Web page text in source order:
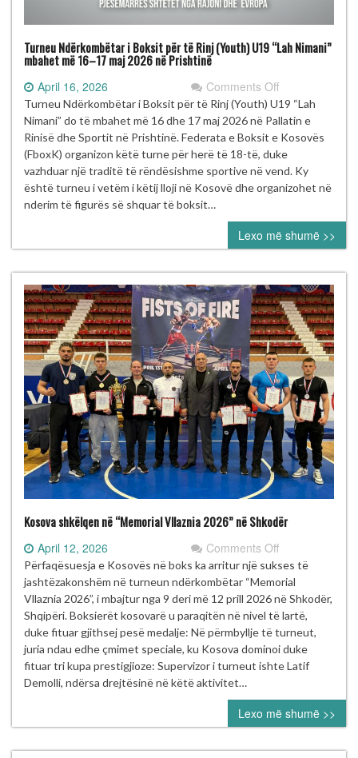
Turneu Ndërkombëtar i Boksit për të Rinj (Youth) U19 “Lah Nimani”
mbahet më 16–17 maj 2026 në Prishtinë
April 16, 2026 Comments Offon
Turneu
Ndërkombëtar
Boksit
për
të
(Youth)
U19
“Lah
Nimani”
mbahet
më
16–
17
maj
2026
në
Prishtinë
Turneu Ndërkombëtar i Boksit për të Rinj (Youth) U19 “Lah
Nimani” do të mbahet më 16 dhe 17 maj 2026 në Pallatin e
Rinisë dhe Sportit në Prishtinë. Federata e Boksit e Kosovës
(FboxK) organizon këtë turne për herë të 18-të, duke
vazhduar një traditë të rëndësishme sportive në vend. Ky
është turneu i vetëm i këtij lloji në Kosovë dhe organizohet në
nderim të figurës së shquar të boksit…
Lexo më shumë >>
Kosova shkëlqen në “Memorial Vllaznia 2026” në Shkodër
April 12, 2026 Comments Offon
Kosova
shkëlqen
në
“Memorial
Vllaznia
2026”
në
Përfaqësuesja e Kosovës në boks ka arritur një sukses të
jashtëzakonshëm në turneun ndërkombëtar “Memorial
Vllaznia 2026”, i mbajtur nga 9 deri më 12 prill 2026 në Shkodër,
Shqipëri. Boksierët kosovarë u paraqitën në nivel të lartë,
duke fituar gjithsej pesë medalje: Në përmbyllje të turneut,
juria ndau edhe çmimet speciale, ku Kosova dominoi duke
fituar tri kupa prestigjioze: Supervizor i turneut ishte Latif
Demolli, ndërsa drejtësinë në këtë aktivitet…
Lexo më shumë >>